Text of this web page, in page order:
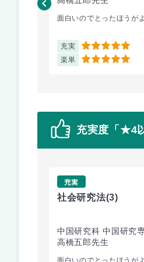
面白いのでとったほうが
充実 5
楽単 5
充実度「★4
充実
社会研究法(3)
中国研究科 中国研究
高橋五郎先生
面白いのでとったほうが